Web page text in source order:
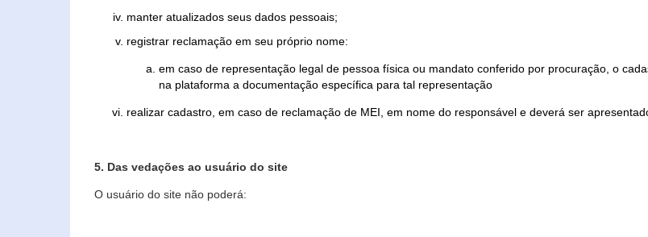
manter atualizados seus dados pessoais;
registrar reclamação em seu próprio nome:
em caso de representação legal de pessoa física ou mandato conferido por procuração, o
na plataforma a documentação específica para tal representação
realizar cadastro, em caso de reclamação de MEI, em nome do responsável e deverá ser
5. Das vedações ao usuário do site
O usuário do site não poderá: